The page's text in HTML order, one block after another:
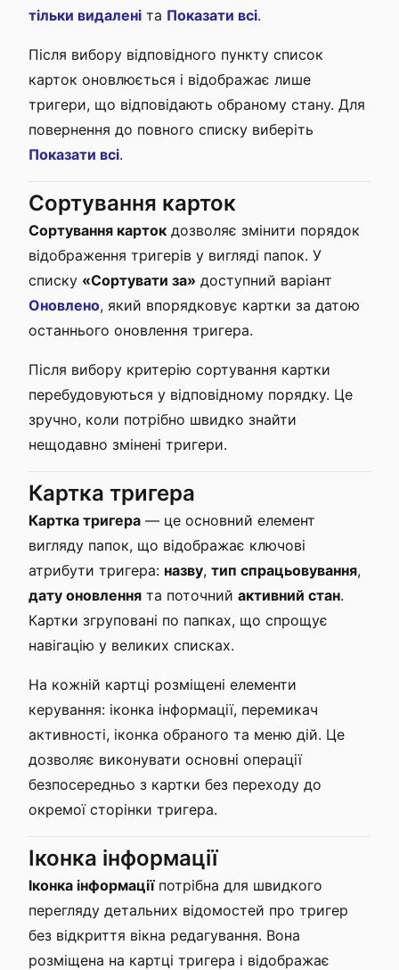
тільки видалені та Показати всі.
Після вибору відповідного пункту список
карток оновлюється і відображає лише
тригери, що відповідають обраному стану. Для
повернення до повного списку виберіть
Показати всі.
Сортування карток
Сортування карток дозволяє змінити порядок
відображення тригерів у вигляді папок. У
списку «Сортувати за» доступний варіант
Оновлено, який впорядковує картки за датою
останнього оновлення тригера.
Після вибору критерію сортування картки
перебудовуються у відповідному порядку. Це
зручно, коли потрібно швидко знайти
нещодавно змінені тригери.
Картка тригера
Картка тригера — це основний елемент
вигляду папок, що відображає ключові
атрибути тригера: назву, тип спрацьовування,
дату оновлення та поточний активний стан.
Картки згруповані по папках, що спрощує
навігацію у великих списках.
На кожній картці розміщені елементи
керування: іконка інформації, перемикач
активності, іконка обраного та меню дій. Це
дозволяє виконувати основні операції
безпосередньо з картки без переходу до
окремої сторінки тригера.
Іконка інформації
Іконка інформаціїпотрібна для швидкого
перегляду детальних відомостей про тригер
без відкриття вікна редагування. Вона
розміщена на картці тригера і відображає